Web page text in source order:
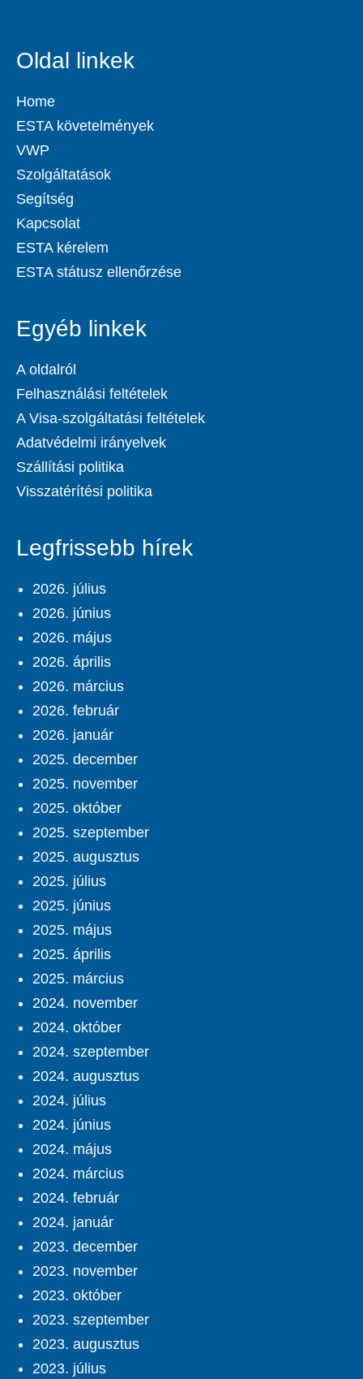
Oldal linkek
Home
ESTA követelmények
VWP
Szolgáltatások
Segítség
Kapcsolat
ESTA kérelem
ESTA státusz ellenőrzése
Egyéb linkek
A oldalról
Felhasználási feltételek
A Visa-szolgáltatási feltételek
Adatvédelmi irányelvek
Szállítási politika
Visszatérítési politika
Legfrissebb hírek
2026. július
2026. június
2026. május
2026. április
2026. március
2026. február
2026. január
2025. december
2025. november
2025. október
2025. szeptember
2025. augusztus
2025. július
2025. június
2025. május
2025. április
2025. március
2024. november
2024. október
2024. szeptember
2024. augusztus
2024. július
2024. június
2024. május
2024. március
2024. február
2024. január
2023. december
2023. november
2023. október
2023. szeptember
2023. augusztus
2023. július